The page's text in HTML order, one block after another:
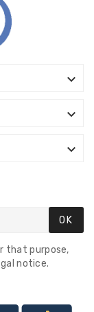



OK
that purpose,
notice.